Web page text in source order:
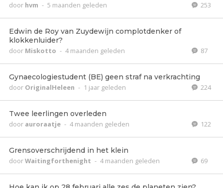
door hvm - 5 maanden geleden 253
Edwin de Roy van Zuydewijn complotdenker of
klokkenluider?
door Miskotto - 4 maanden geleden 87
Gynaecologiestudent (BE) geen straf na verkrachting
door OriginalHeleen - 1 jaar geleden 224
Twee leerlingen overleden
door auroraatje - 4 maanden geleden 122
Grensoverschrijdend in het klein
doorWaitingforthenight - 4 maanden geleden 69